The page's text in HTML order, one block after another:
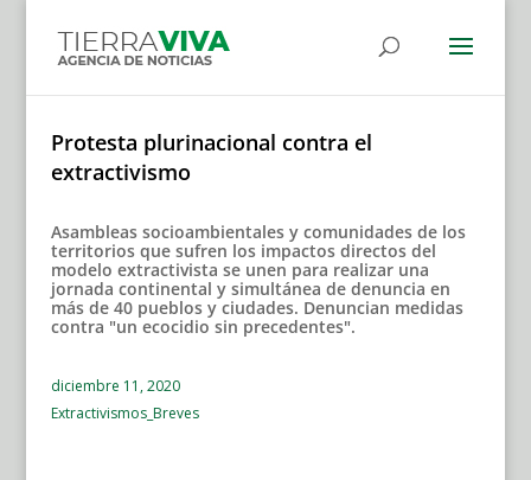
Protesta plurinacional contra el
extractivismo
Asambleas socioambientales y comunidades de los
territorios que sufren los impactos directos del
modelo extractivista se unen para realizar una
jornada continental y simultánea de denuncia en
más de 40 pueblos y ciudades. Denuncian medidas
contra "un ecocidio sin precedentes".
diciembre 11, 2020
Extractivismos_Breves